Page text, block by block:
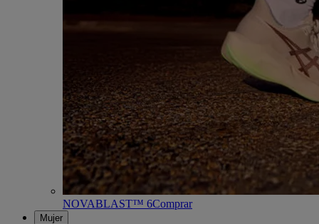
NOVABLAST™ 6Comprar
Mujer